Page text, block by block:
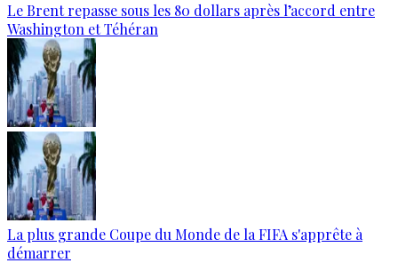
Le Brent repasse sous les 80 dollars après l’accord entre
Washington et Téhéran
La plus grande Coupe du Monde de la FIFA s'apprête à
démarrer